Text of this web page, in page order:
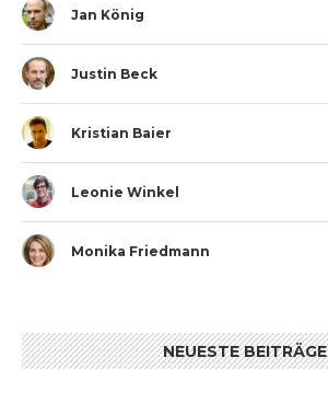
Jan König
Justin Beck
Kristian Baier
Leonie Winkel
Monika Friedmann
NEUESTE BEITRÄGE